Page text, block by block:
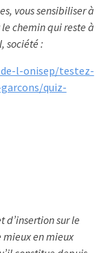
vous sensibiliser à
chemin qui reste à
société :
l-onisep/testez-
quiz-
d’insertion sur le
en mieux